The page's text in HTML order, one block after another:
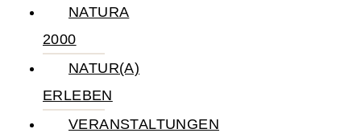
NATURA
2000
NATUR(A)
ERLEBEN
VERANSTALTUNGEN